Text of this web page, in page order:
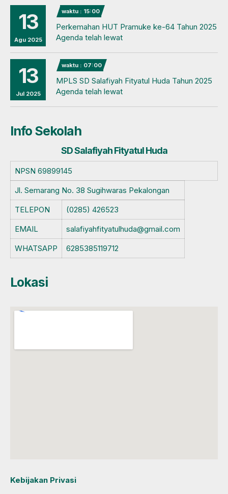
13
Agu 2025
waktu : 15:00
Perkemahan HUT Pramuke ke-64 Tahun 2025
Agenda telah lewat
13
Jul 2025
waktu : 07:00
MPLS SD Salafiyah Fityatul Huda Tahun 2025
Agenda telah lewat
Info Sekolah
SD Salafiyah Fityatul Huda
NPSN 69899145
Jl. Semarang No. 38 Sugihwaras Pekalongan
TELEPON
(0285) 426523
EMAIL
salafiyahfityatulhuda@gmail.com
WHATSAPP
6285385119712
Lokasi
Kebijakan Privasi